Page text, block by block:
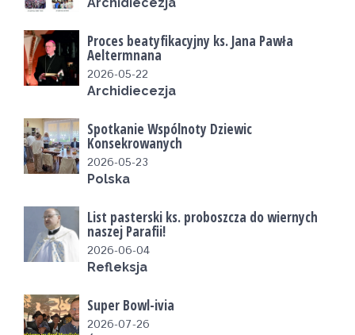
Proces beatyfikacyjny ks. Jana Pawła
Aeltermnana
2026-05-22
Archidiecezja
Spotkanie Wspólnoty Dziewic
Konsekrowanych
2026-05-23
Polska
List pasterski ks. proboszcza do wiernych
naszej Parafii!
2026-06-04
Refleksja
Super Bowl-ivia
2026-07-26